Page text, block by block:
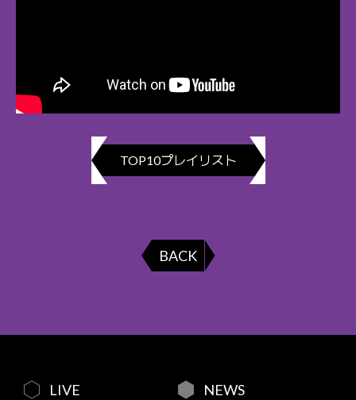
TOP10プレイリスト
BACK
LIVE NEWS